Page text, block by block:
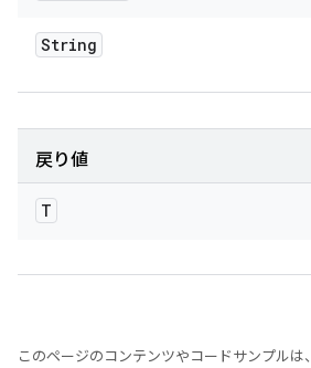
String
戻り値
T
このページのコンテンツやコードサンプルは、